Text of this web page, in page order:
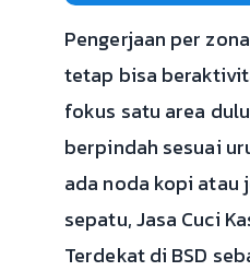
Pengerjaan per
tetap bisa
fokus satu area
berpindah sesuai
ada noda kopi atau
sepatu, Jasa Cuci
Terdekat di BSD